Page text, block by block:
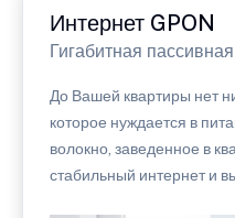
Интернет GPON
Гигабитная
До Вашей квартиры нет
которое нуждается в
волокно, заведенное в
стабильный интернет и